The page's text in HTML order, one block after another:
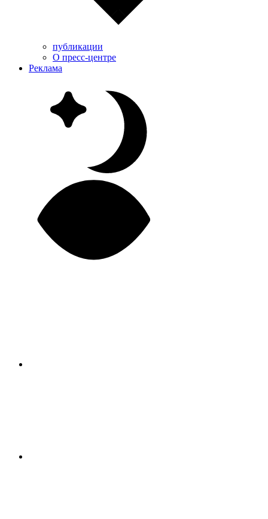
публикации
О пресс-центре
Реклама